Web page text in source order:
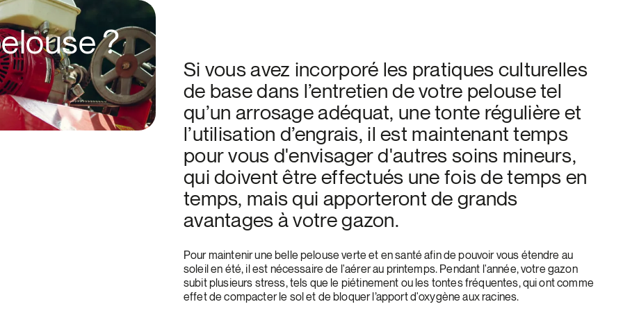
?
Si vous avez incorporé les pratiques culturelles
de base dans l’entretien de votre pelouse tel
qu’un arrosage adéquat, une tonte régulière et
l’utilisation d’engrais, il est maintenant temps
pour vous d'envisager d'autres soins mineurs,
qui doivent être effectués une fois de temps en
temps, mais qui apporteront de grands
avantages à votre gazon.
Pour maintenir une belle pelouse verte et en santé afin de pouvoir vous étendre au
soleil en été, il est nécessaire de l'aérer au printemps. Pendant l'année, votre gazon
subit plusieurs stress, tels que le piétinement ou les tontes fréquentes, qui ont comme
effet de compacter le sol et de bloquer l’apport d'oxygène aux racines.